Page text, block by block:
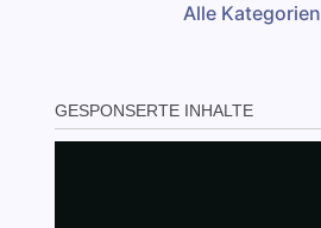
Alle Kategorien